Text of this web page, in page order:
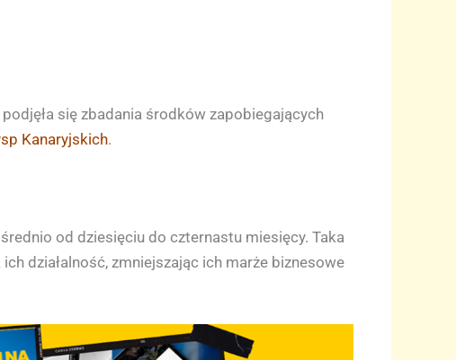
się zbadania środków zapobiegających
Kanaryjskich.
od dziesięciu do czternastu miesięcy. Taka
działalność, zmniejszając ich marże biznesowe